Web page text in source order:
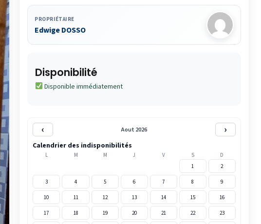
PROPRIÉTAIRE
Edwige DOSSO
Disponibilité
Disponible immédiatement
‹ Aout 2026 ›
Calendrier des indisponibilités
L M M J V S
D
1
2
3 4 5 6 7 8 9
10 11 12 13 14 15 16
17 18 19 20 21 22 23